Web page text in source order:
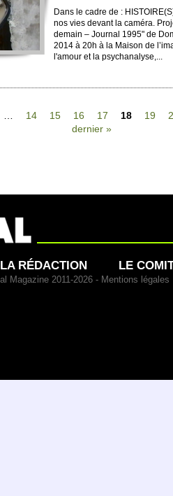
Dans le cadre de :
nos vies devant la caméra.
de­main – Journal 1995" de
2014 à 20h à la Maison de
l'amour et la psy­chanalyse,...
14 15 16 17 18 19
dernier »
LA RÉDACTION LE
Magazine 2011-2026 - Mentions légales